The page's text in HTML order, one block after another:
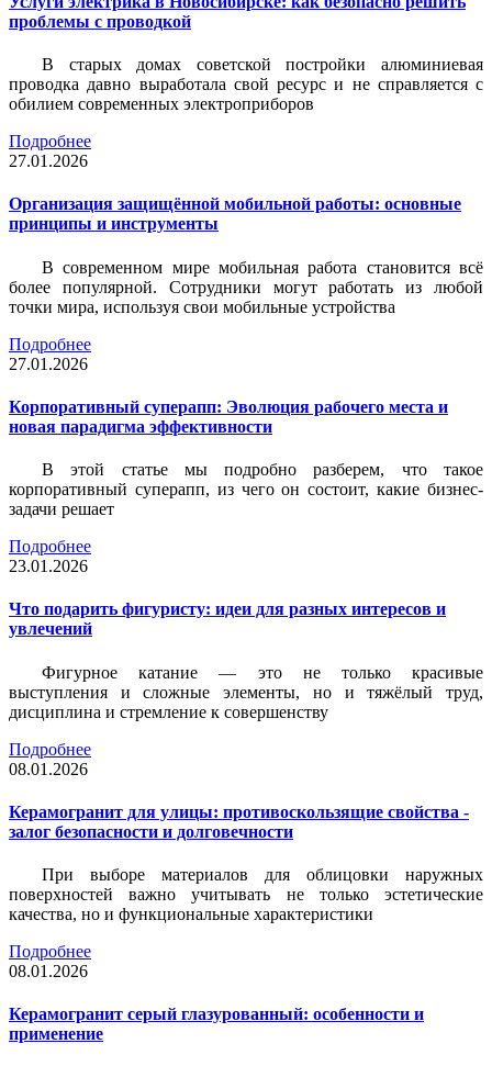
проблемы с проводкой
В старых домах советской постройки алюминиевая
проводка давно выработала свой ресурс и не справляется с
обилием современных электроприборов
Подробнее
27.01.2026
Организация защищённой мобильной работы: основные
принципы и инструменты
В современном мире мобильная работа становится всё
более популярной. Сотрудники могут работать из любой
точки мира, используя свои мобильные устройства
Подробнее
27.01.2026
Корпоративный суперапп: Эволюция рабочего места и
новая парадигма эффективности
В этой статье мы подробно разберем, что такое
корпоративный суперапп, из чего он состоит, какие бизнес-
задачи решает
Подробнее
23.01.2026
Что подарить фигуристу: идеи для разных интересов и
увлечений
Фигурное катание — это не только красивые
выступления и сложные элементы, но и тяжёлый труд,
дисциплина и стремление к совершенству
Подробнее
08.01.2026
Керамогранит для улицы: противоскользящие свойства -
залог безопасности и долговечности
При выборе материалов для облицовки наружных
поверхностей важно учитывать не только эстетические
качества, но и функциональные характеристики
Подробнее
08.01.2026
Керамогранит серый глазурованный: особенности и
применение